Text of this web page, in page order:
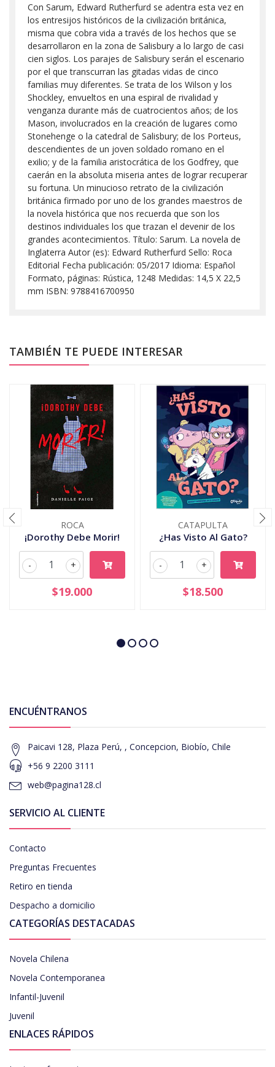
Con Sarum, Edward Rutherfurd se adentra esta vez en
los entresijos históricos de la civilización británica,
misma que cobra vida a través de los hechos que se
desarrollaron en la zona de Salisbury a lo largo de casi
cien siglos. Los parajes de Salisbury serán el escenario
por el que transcurran las gitadas vidas de cinco
familias muy diferentes. Se trata de los Wilson y los
Shockley, envueltos en una espiral de rivalidad y
venganza durante más de cuatrocientos años; de los
Mason, involucrados en la creación de lugares como
Stonehenge o la catedral de Salisbury; de los Porteus,
descendientes de un joven soldado romano en el
exilio; y de la familia aristocrática de los Godfrey, que
caerán en la absoluta miseria antes de lograr recuperar
su fortuna. Un minucioso retrato de la civilización
británica firmado por uno de los grandes maestros de
la novela histórica que nos recuerda que son los
destinos individuales los que trazan el devenir de los
grandes acontecimientos. Título: Sarum. La novela de
Inglaterra Autor (es): Edward Rutherfurd Sello: Roca
Editorial Fecha publicación: 05/2017 Idioma: Español
Formato, páginas: Rústica, 1248 Medidas: 14,5 X 22,5
mm ISBN: 9788416700950
TAMBIÉN TE PUEDE INTERESAR
ROCA
¡Dorothy Debe Morir!
+
-
$19.000
CATAPULTA
¿Has Visto Al Gato?
+
-
$18.500
ENCUÉNTRANOS
Paicavi 128, Plaza Perú, , Concepcion, Biobío, Chile
+56 9 2200 3111
web@pagina128.cl
SERVICIO AL CLIENTE
Contacto
Preguntas Frecuentes
Retiro en tienda
Despacho a domicilio
CATEGORÍAS DESTACADAS
Novela Chilena
Novela Contemporanea
Infantil-Juvenil
Juvenil
ENLACES RÁPIDOS